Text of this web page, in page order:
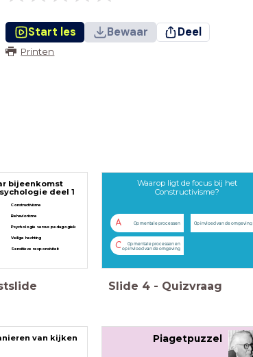
Start les Bewaar Deel
Printen
bijeenkomst
deel 1
Constructivisme
Behaviorisme
Psychologie versus pedagogiek
Veilige hechting
Sensitieve responsiviteit
Waarop ligt de focus bij het
Constructivisme?
A Op mentale processen Op invloed van de omgeving
C Op mentale processen en
op invloed van de omgeving
Slide 4 - Quizvraag
van kijken Piagetpuzzel